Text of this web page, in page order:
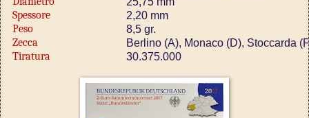
Spessore 2,20 mm
Peso 8,5 gr.
Zecca Berlino (A), Monaco (D), Stoccarda
Tiratura 30.375.000